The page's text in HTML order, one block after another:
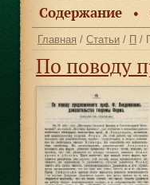
Содержание ●
Главная / Статьи / П /
По поводу